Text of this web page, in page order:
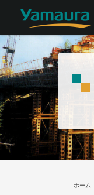
ホーム